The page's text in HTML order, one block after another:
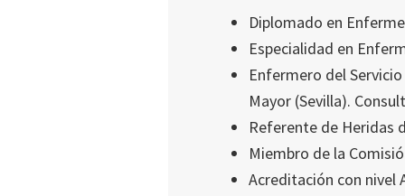
Diplomado en
Especialidad en
Enfermero del
Mayor (Sevilla).
Referente de Heridas
Miembro de la
Acreditación con nivel